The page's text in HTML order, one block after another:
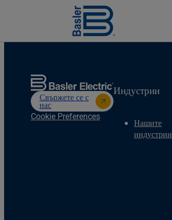
Свържете се с
нас
Cookie Preferences
Индустрии
Нашите
индустрии